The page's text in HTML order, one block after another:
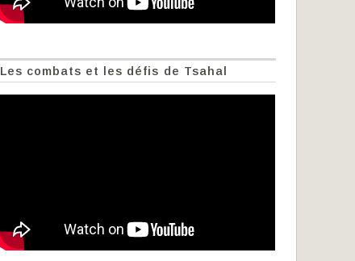
Les combats et les défis de Tsahal